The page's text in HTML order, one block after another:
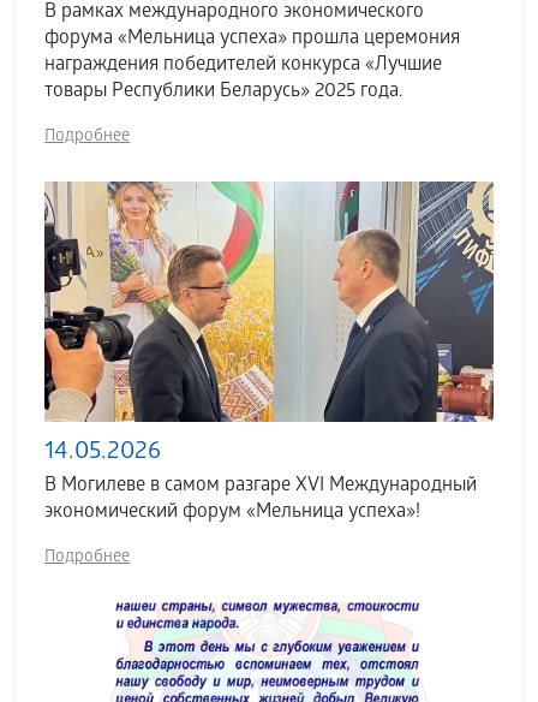
В рамках международного экономического
форума «Мельница успеха» прошла церемония
награждения победителей конкурса «Лучшие
товары Республики Беларусь» 2025 года.
Подробнее
14.05.2026
В Могилеве в самом разгаре XVI Международный
экономический форум «Мельница успеха»!
Подробнее